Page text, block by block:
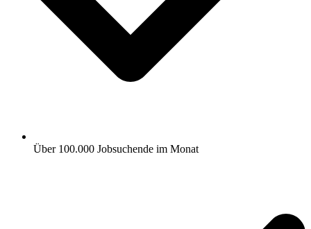
Über 100.000 Jobsuchende im Monat